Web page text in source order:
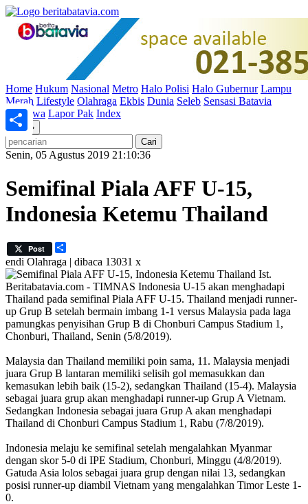
Home Hukum Nasional Metro Halo Polisi Halo Gubernur Lampu
Merah Lifestyle Olahraga Ekbis Dunia Seleb Sensasi Batavia
Peristiwa Lapor Pak Index
»
Senin, 05 Agustus 2019 21:10:36
Semifinal Piala AFF U-15,
Indonesia Ketemu Thailand
Post
endi Olahraga | dibaca 13031 x
Ist.
Beritabatavia.com - TIMNAS Indonesia U-15 akan menghadapi
Thailand pada semifinal Piala AFF U-15. Thailand menjadi runner-
up Grup B setelah bermain imbang 1-1 versus Malaysia pada laga
pamungkas penyisihan Grup B di Chonburi Campus Stadium 1,
Chonburi, Thailand, Senin (5/8/2019).
Malaysia dan Thailand memiliki poin sama, 11. Malaysia menjadi
juara Grup B lantaran memiliki selisih gol memasukkan dan
kemasukan lebih baik (15-2), sedangkan Thailand (15-4). Malaysia
sebagai juara grup akan menghadapi runner-up Grup A Vietnam.
Sedangkan Indonesia sebagai juara Grup A akan menghadapi
Thailand di Chonburi Campus Stadium 1, Rabu (7/8/2019).
Indonesia melaju ke semifinal setelah mengalahkan Myanmar
dengan skor 5-0 di IPE Stadium, Chonburi, Minggu (4/8/2019).
Gatuda Asia lolos sebagai juara grup dengan nilai 13, sedangkan
posisi runner-up diambil Vietnam yang mengalahkan Timor Leste 1-
0.
Share